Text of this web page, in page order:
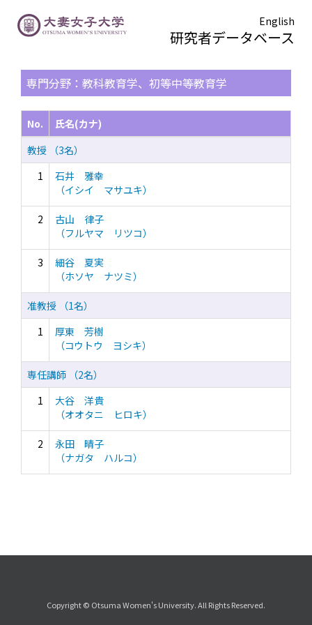
English
研究者データベース
専門分野：教科教育学、初等中等教育学
No.
氏名(カナ)
教授 （3名）
1
石井 雅幸
（イシイ マサユキ）
2
古山 律子
（フルヤマ リツコ）
3
細谷 夏実
（ホソヤ ナツミ）
准教授 （1名）
1
厚東 芳樹
（コウトウ ヨシキ）
専任講師 （2名）
1
大谷 洋貴
（オオタニ ヒロキ）
2
永田 晴子
（ナガタ ハルコ）
Copyright © Otsuma Women's University. All Rights Reserved.